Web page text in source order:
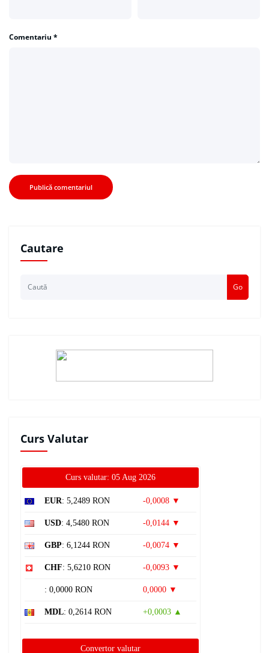
Comentariu *
Cautare
Go
Curs Valutar
Curs valutar: 05 Aug 2026
EUR: 5,2489 RON -0,0008 ▼
USD: 4,5480 RON -0,0144 ▼
GBP: 6,1244 RON -0,0074 ▼
CHF: 5,6210 RON -0,0093 ▼
: 0,0000 RON 0,0000 ▼
MDL: 0,2614 RON +0,0003 ▲
Convertor valutar